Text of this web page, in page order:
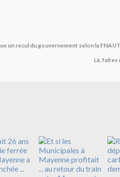
un recul du gouvernement selon la FNAUT
Là, faites